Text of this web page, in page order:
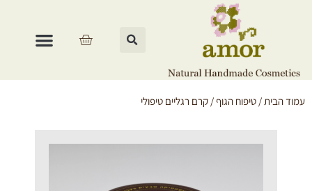
עמוד הבית/ טיפוח הגוף / קרם רגליים טיפולי